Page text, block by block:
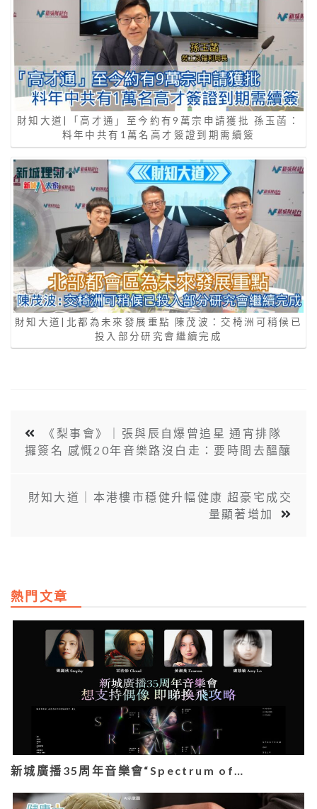
財知大道|「高才通」至今約有9萬宗申請獲批 孫玉菡：
料年中共有1萬名高才簽證到期需續簽
財知大道|北都為未來發展重點 陳茂波：交椅洲可稍候已
投入部分研究會繼續完成
《梨事會》｜張與辰自爆曾追星 通宵排隊
攞簽名 感慨20年音樂路沒白走：要時間去醞釀
財知大道｜本港樓市穩健升幅健康 超豪宅成交
量顯著增加
熱門文章
新城廣播35周年音樂會“Spectrum of…